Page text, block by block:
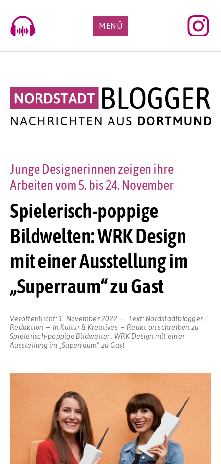
content
MENÜ
Spielerisch-poppige
Bildwelten: WRK Design
mit einer Ausstellung im
„Superraum“ zu Gast
Junge Designerinnen zeigen ihre
Arbeiten vom 5. bis 24. November
Veröffentlicht: 1. November 2022 Text: Nordstadtblogger-
Redaktion
InKultur & Kreatives Reaktion schreiben zu
Spielerisch-poppige Bildwelten: WRK Design mit einer
Ausstellung im „Superraum“ zu Gast